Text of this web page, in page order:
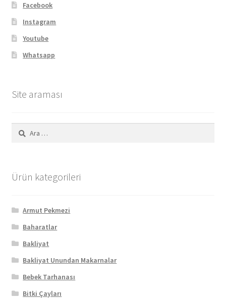
Facebook
Instagram
Youtube
Whatsapp
Site araması
Arama:
Ürün kategorileri
Armut Pekmezi
Baharatlar
Bakliyat
Bakliyat Unundan Makarnalar
Bebek Tarhanası
Bitki Çayları